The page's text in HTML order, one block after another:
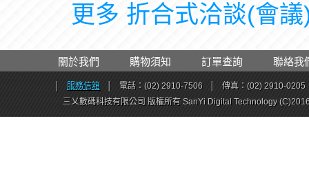
更多 折合式洽談(會
關於我們 購物須知 訂單查詢 聯絡我
服務信箱 電話：(02) 2910-7506
傳真：(02) 2910-0205
三乂數碼科技有限公司 版權所有 SanYi Digital Technology